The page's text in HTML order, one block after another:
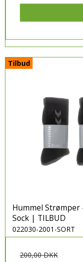
Tilbud
Hummel Strømper
Sock | TILBUD
022030-2001-SORT
200,00 DKK